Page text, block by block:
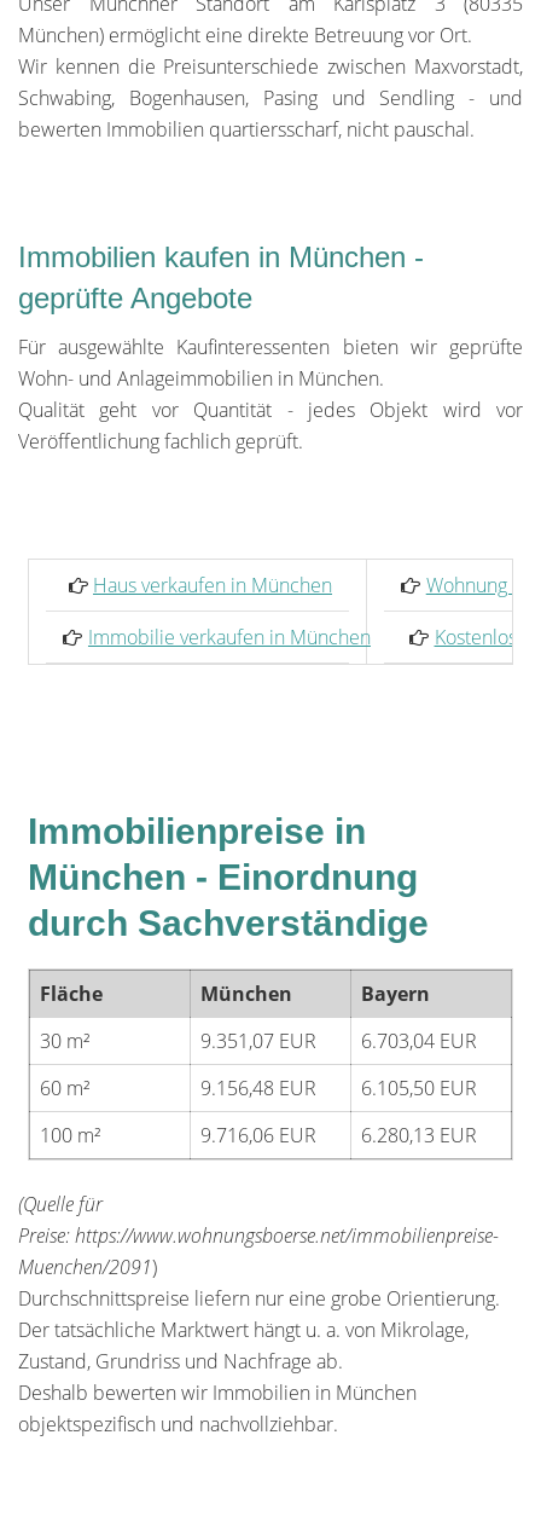
München) ermöglicht eine direkte Betreuung vor Ort.
Wir kennen die Preisunterschiede zwischen Maxvorstadt,
Schwabing, Bogenhausen, Pasing und Sendling - und
bewerten Immobilien quartiersscharf, nicht pauschal.
Immobilien kaufen in München -
geprüfte Angebote
Für ausgewählte Kaufinteressenten bieten wir geprüfte
Wohn- und Anlageimmobilien in München.
Qualität geht vor Quantität - jedes Objekt wird vor
Veröffentlichung fachlich geprüft.
Haus verkaufen in München
Wohnung
Immobilie verkaufen in München
Kostenlose
Immobilienpreise in
München - Einordnung
durch Sachverständige
Fläche München
Bayern
30 m²
9.351,07 EUR
6.703,04 EUR
60 m²
9.156,48 EUR
6.105,50 EUR
100 m²
9.716,06 EUR 6.280,13 EUR
(Quelle für
Preise: https://www.wohnungsboerse.net/immobilienpreise-
Muenchen/2091)
Durchschnittspreise liefern nur eine grobe Orientierung.
Der tatsächliche Marktwert hängt u. a. von Mikrolage,
Zustand, Grundriss und Nachfrage ab.
Deshalb bewerten wir Immobilien in München
objektspezifisch und nachvollziehbar.